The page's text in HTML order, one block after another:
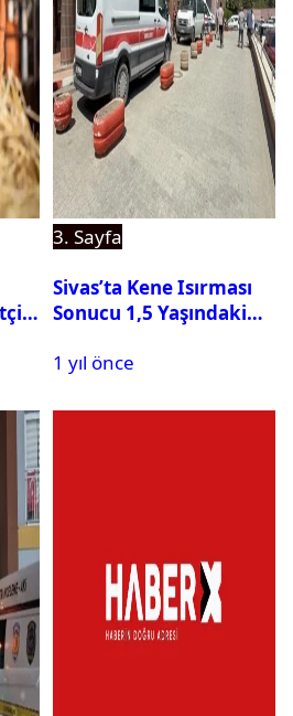
3. Sayfa
Sivas’ta Kene Isırması
Sonucu 1,5 Yaşındaki
Kaybetti
1 yıl önce